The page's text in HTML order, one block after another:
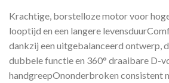
Krachtige, borstelloze motor voor
looptijd en een langere
dankzij een uitgebalanceerd ontwerp,
dubbele functie en 360° draaibare D-
handgreepOnonderbroken consistent